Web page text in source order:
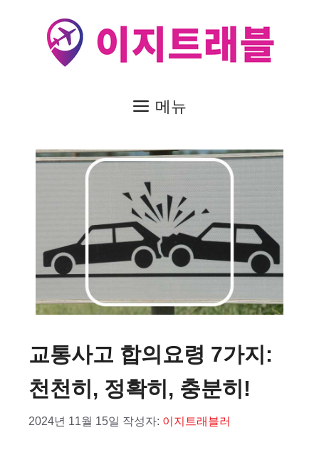
메뉴
교통사고 합의요령 7가지:
천천히, 정확히, 충분히!
2024년 11월 15일 작성자: 이지트래블러